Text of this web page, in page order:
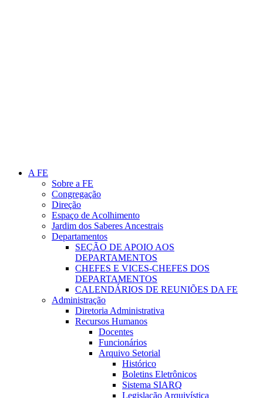
A FE
Sobre a FE
Congregação
Direção
Espaço de Acolhimento
Jardim dos Saberes Ancestrais
Departamentos
SEÇÃO DE APOIO AOS
DEPARTAMENTOS
CHEFES E VICES-CHEFES DOS
DEPARTAMENTOS
CALENDÁRIOS DE REUNIÕES DA FE
Administração
Diretoria Administrativa
Recursos Humanos
Docentes
Funcionários
Arquivo Setorial
Histórico
Boletins Eletrônicos
Sistema SIARQ
Legislação Arquivística